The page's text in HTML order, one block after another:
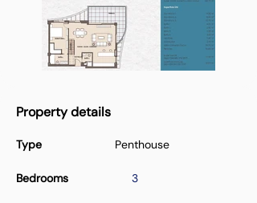
Property details
Type
Bedrooms
Penthouse
3